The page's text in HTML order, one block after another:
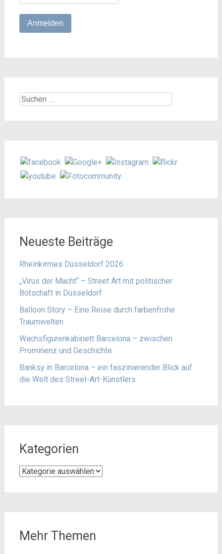
Suchen
Neueste Beiträge
Rheinkirmes Düsseldorf 2026
„Virus der Macht“ – Street Art mit politischer
Botschaft in Düsseldorf
Balloon Story – Eine Reise durch farbenfrohe
Traumwelten
Wachsfigurenkabinett Barcelona – zwischen
Prominenz und Geschichte
Banksy in Barcelona – ein faszinierender Blick auf
die Welt des Street-Art-Künstlers
Kategorien
Kategorien
Mehr Themen